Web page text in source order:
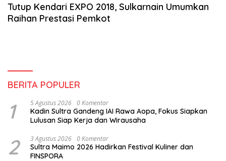
Tutup Kendari EXPO 2018, Sulkarnain Umumkan
Raihan Prestasi Pemkot
BERITA POPULER
1 5 Agustus 2026 0 Komentar
Kadin Sultra Gandeng IAI Rawa Aopa, Fokus Siapkan
Lulusan Siap Kerja dan Wirausaha
2 3 Agustus 2026 0 Komentar
Sultra Maimo 2026 Hadirkan Festival Kuliner dan
FINSPORA